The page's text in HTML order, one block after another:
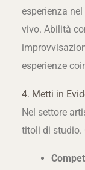
esperienza
vivo. Abilità
esperienze
4. Metti in
Nel settore
titoli di studio.